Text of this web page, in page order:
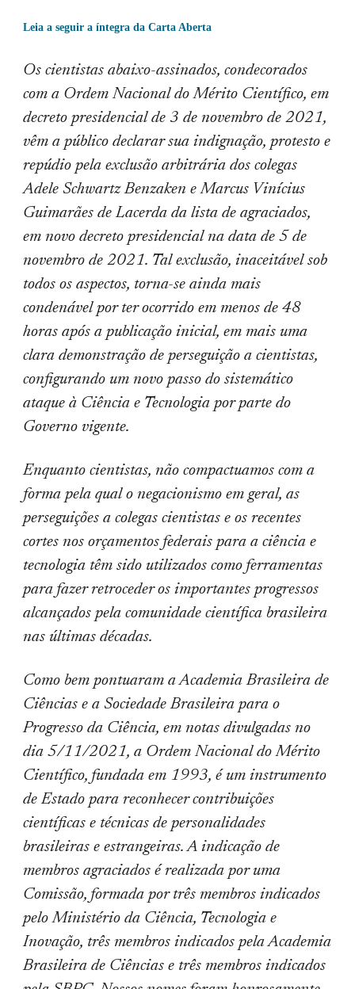
Leia a seguir a íntegra da Carta Aberta
Os cientistas abaixo-assinados, condecorados
com a Ordem Nacional do Mérito Científico, em
decreto presidencial de 3 de novembro de 2021,
vêm a público declarar sua indignação, protesto e
repúdio pela exclusão arbitrária dos colegas
Adele Schwartz Benzaken e Marcus Vinícius
Guimarães de Lacerda da lista de agraciados,
em novo decreto presidencial na data de 5 de
novembro de 2021. Tal exclusão, inaceitável sob
todos os aspectos, torna-se ainda mais
condenável por ter ocorrido em menos de 48
horas após a publicação inicial, em mais uma
clara demonstração de perseguição a cientistas,
configurando um novo passo do sistemático
ataque à Ciência e Tecnologia por parte do
Governo vigente.
Enquanto cientistas, não compactuamos com a
forma pela qual o negacionismo em geral, as
perseguições a colegas cientistas e os recentes
cortes nos orçamentos federais para a ciência e
tecnologia têm sido utilizados como ferramentas
para fazer retroceder os importantes progressos
alcançados pela comunidade científica brasileira
nas últimas décadas.
Como bem pontuaram a Academia Brasileira de
Ciências e a Sociedade Brasileira para o
Progresso da Ciência, em notas divulgadas no
dia 5/11/2021, a Ordem Nacional do Mérito
Científico, fundada em 1993, é um instrumento
de Estado para reconhecer contribuições
científicas e técnicas de personalidades
brasileiras e estrangeiras. A indicação de
membros agraciados é realizada por uma
Comissão, formada por três membros indicados
pelo Ministério da Ciência, Tecnologia e
Inovação, três membros indicados pela Academia
Brasileira de Ciências e três membros indicados